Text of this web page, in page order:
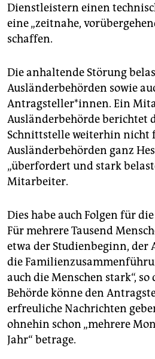
Dienstleistern einen
eine „zeitnahe,
schaffen.
Die anhaltende Störung
Ausländerbehörden sowie
Antragsteller*innen. Ein
Ausländerbehörde berichtet
Schnittstelle weiterhin nicht
Ausländerbehörden ganz
„überfordert und stark
Mitarbeiter.
Dies habe auch Folgen für
Für mehrere Tausend
etwa der Studienbeginn,
die
auch die Menschen stark“,
Behörde könne den
erfreuliche Nachrichten
ohnehin schon „mehrere
Jahr“ betrage.